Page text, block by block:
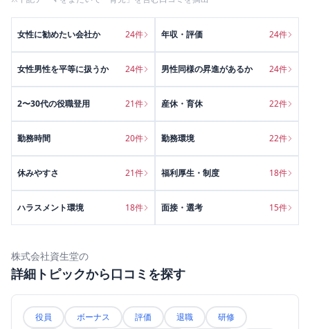
女性に勧めたい会社か 24件 年収・評価 24件
女性男性を平等に扱うか 24件 男性同様の昇進があるか 24件
2〜30代の役職登用 21件 産休・育休 22件
勤務時間 20件 勤務環境 22件
休みやすさ 21件 福利厚生・制度 18件
ハラスメント環境 18件 面接・選考 15件
株式会社資生堂の
詳細トピックから口コミを探す
役員 ボーナス 評価 退職
研修